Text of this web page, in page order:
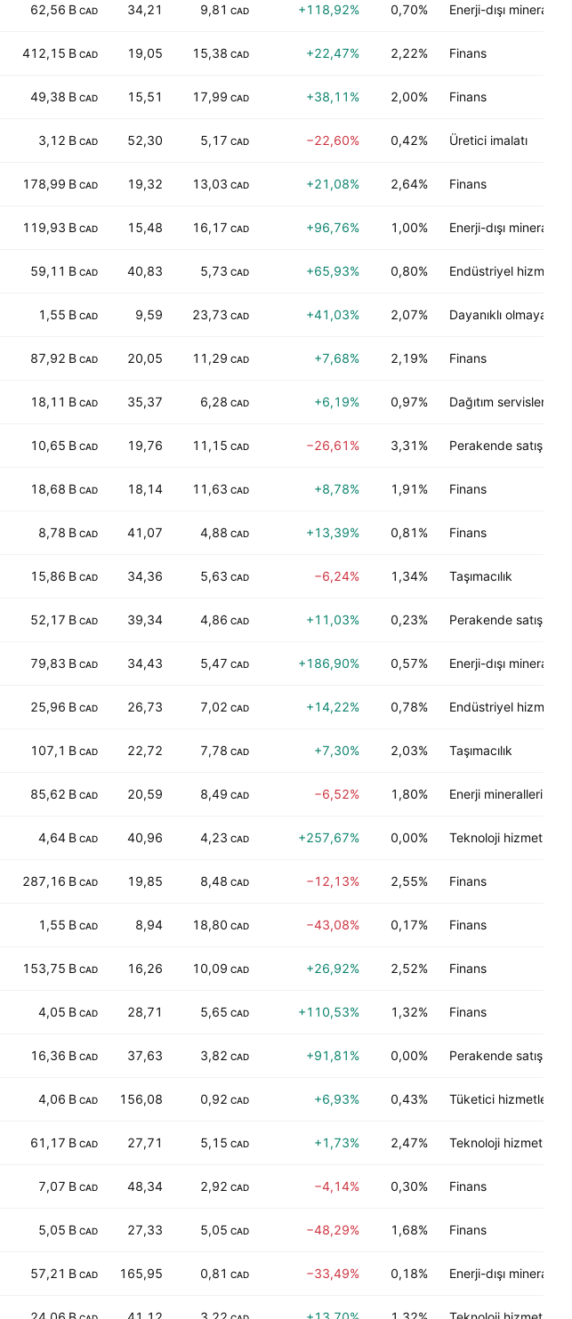
62,56 B CAD 34,21 9,81 CAD +118,92% 0,70% Enerji-dışı mineraller
412,15 B CAD 19,05 15,38 CAD +22,47% 2,22% Finans
49,38 B CAD 15,51 17,99 CAD +38,11% 2,00% Finans
3,12 B CAD 52,30 5,17 CAD −22,60% 0,42% Üretici imalatı
178,99 B CAD 19,32 13,03 CAD +21,08% 2,64% Finans
119,93 B CAD 15,48 16,17 CAD +96,76% 1,00% Enerji-dışı mineraller
59,11 B CAD 40,83 5,73 CAD +65,93% 0,80% Endüstriyel hizmetler
1,55 B CAD 9,59 23,73 CAD +41,03% 2,07% Dayanıklı olmayan
87,92 B CAD 20,05 11,29 CAD +7,68% 2,19% Finans
18,11 B CAD 35,37 6,28 CAD +6,19% 0,97% Dağıtım servisleri
10,65 B CAD 19,76 11,15 CAD −26,61% 3,31% Perakende satış
18,68 B CAD 18,14 11,63 CAD +8,78% 1,91% Finans
8,78 B CAD 41,07 4,88 CAD +13,39% 0,81% Finans
15,86 B CAD 34,36 5,63 CAD −6,24% 1,34% Taşımacılık
52,17 B CAD 39,34 4,86 CAD +11,03% 0,23% Perakende satış
79,83 B CAD 34,43 5,47 CAD +186,90% 0,57% Enerji-dışı mineraller
25,96 B CAD 26,73 7,02 CAD +14,22% 0,78% Endüstriyel hizmetler
107,1 B CAD 22,72 7,78 CAD +7,30% 2,03% Taşımacılık
85,62 B CAD 20,59 8,49 CAD −6,52% 1,80% Enerji mineralleri
4,64 B CAD 40,96 4,23 CAD +257,67% 0,00% Teknoloji hizmetleri
287,16 B CAD 19,85 8,48 CAD −12,13% 2,55% Finans
1,55 B CAD 8,94 18,80 CAD −43,08% 0,17% Finans
153,75 B CAD 16,26 10,09 CAD +26,92% 2,52% Finans
4,05 B CAD 28,71 5,65 CAD +110,53% 1,32% Finans
16,36 B CAD 37,63 3,82 CAD +91,81% 0,00% Perakende satış
4,06 B CAD 156,08 0,92 CAD +6,93% 0,43% Tüketici hizmetleri
61,17 B CAD 27,71 5,15 CAD +1,73% 2,47% Teknoloji hizmetleri
7,07 B CAD 48,34 2,92 CAD −4,14% 0,30% Finans
5,05 B CAD 27,33 5,05 CAD −48,29% 1,68% Finans
57,21 B CAD 165,95 0,81 CAD −33,49% 0,18% Enerji-dışı mineraller